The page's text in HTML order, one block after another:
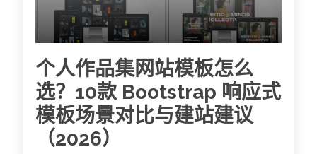
个人作品集网站模板怎么
选？10款 Bootstrap 响应式
模板场景对比与建站建议
（2026）